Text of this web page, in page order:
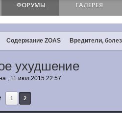
ФОРУМЫ ГАЛЕРЕЯ
Содержание ZOAS Вредители,
ухудшение
, 11 июл 2015 22:57
1 2